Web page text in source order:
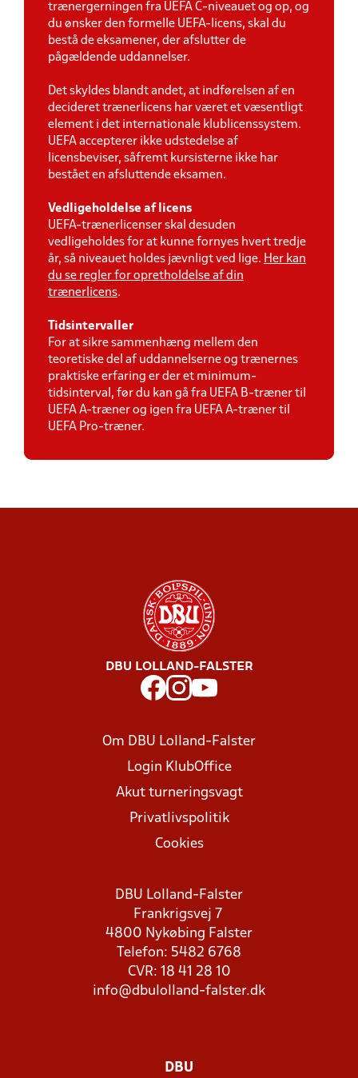
trænergerningen fra UEFA C-niveauet og op, og
du ønsker den formelle UEFA-licens, skal du
bestå de eksamener, der afslutter de
pågældende uddannelser.
Det skyldes blandt andet, at indførelsen af en
decideret trænerlicens har været et væsentligt
element i det internationale klublicenssystem.
UEFA accepterer ikke udstedelse af
licensbeviser, såfremt kursisterne ikke har
bestået en afsluttende eksamen.
Vedligeholdelse af licens
UEFA-trænerlicenser skal desuden
vedligeholdes for at kunne fornyes hvert tredje
år, så niveauet holdes jævnligt ved lige. Her kan
du se regler for opretholdelse af din
trænerlicens.
Tidsintervaller
For at sikre sammenhæng mellem den
teoretiske del af uddannelserne og trænernes
praktiske erfaring er der et minimum-
tidsinterval, før du kan gå fra UEFA B-træner til
UEFA A-træner og igen fra UEFA A-træner til
UEFA Pro-træner.
DBU LOLLAND-FALSTER
Om DBU Lolland-Falster
Login KlubOffice
Akut turneringsvagt
Privatlivspolitik
Cookies
DBU Lolland-Falster
Frankrigsvej 7
4800 Nykøbing Falster
Telefon: 5482 6768
CVR: 18 41 28 10
info@dbulolland-falster.dk
DBU